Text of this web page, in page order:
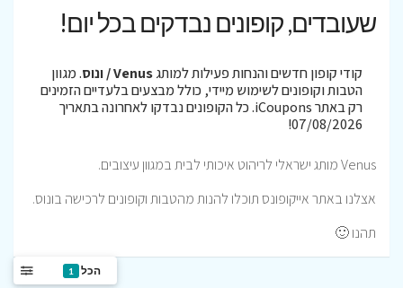
שעובדים, קופונים נבדקים בכל יום!
קודי קופון חדשים והנחות פעילות למותגVenus / ונוס
. מגוון
הטבות וקופונים לשימוש מיידי, כולל מבצעים בלעדיים הזמינים
רק באתר iCoupons. כל הקופונים נבדקו לאחרונה בתאריך
07/08/2026!
Venus מותג ישראלי לריהוט איכותי לבית במגוון עיצובים.
אצלנו באתר אייקופונס תוכלו להנות מהטבות וקופונים לרכישה בונוס.
תהנו 🙂
הכל 1